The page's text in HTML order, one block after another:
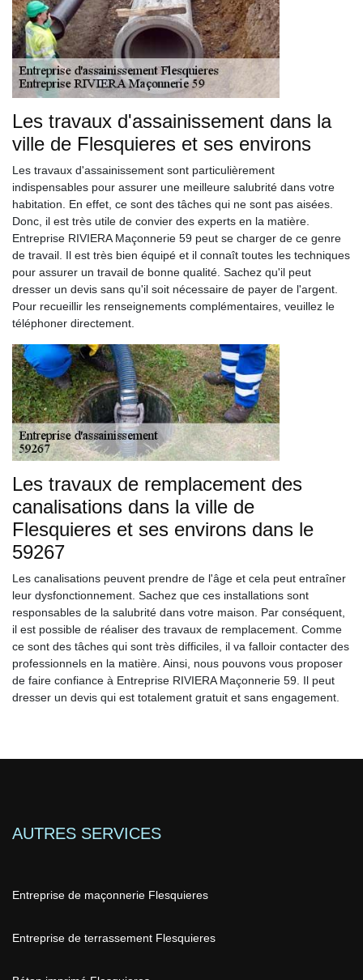
Les travaux d'assainissement dans la
ville de Flesquieres et ses environs
Les travaux d'assainissement sont particulièrement
indispensables pour assurer une meilleure salubrité dans votre
habitation. En effet, ce sont des tâches qui ne sont pas aisées.
Donc, il est très utile de convier des experts en la matière.
Entreprise RIVIERA Maçonnerie 59 peut se charger de ce genre
de travail. Il est très bien équipé et il connaît toutes les techniques
pour assurer un travail de bonne qualité. Sachez qu'il peut
dresser un devis sans qu'il soit nécessaire de payer de l'argent.
Pour recueillir les renseignements complémentaires, veuillez le
téléphoner directement.
Les travaux de remplacement des
canalisations dans la ville de
Flesquieres et ses environs dans le
59267
Les canalisations peuvent prendre de l'âge et cela peut entraîner
leur dysfonctionnement. Sachez que ces installations sont
responsables de la salubrité dans votre maison. Par conséquent,
il est possible de réaliser des travaux de remplacement. Comme
ce sont des tâches qui sont très difficiles, il va falloir contacter des
professionnels en la matière. Ainsi, nous pouvons vous proposer
de faire confiance à Entreprise RIVIERA Maçonnerie 59. Il peut
dresser un devis qui est totalement gratuit et sans engagement.
AUTRES SERVICES
Entreprise de maçonnerie Flesquieres
Entreprise de terrassement Flesquieres